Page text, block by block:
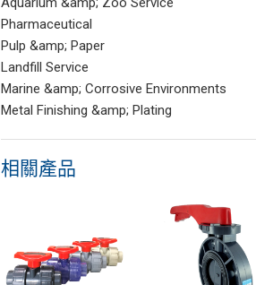
Pharmaceutical
Pulp &amp; Paper
Landfill Service
Marine &amp; Corrosive Environments
Metal Finishing &amp; Plating
相關產品